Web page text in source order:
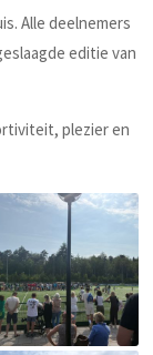
Alle deelnemers
editie van
plezier en